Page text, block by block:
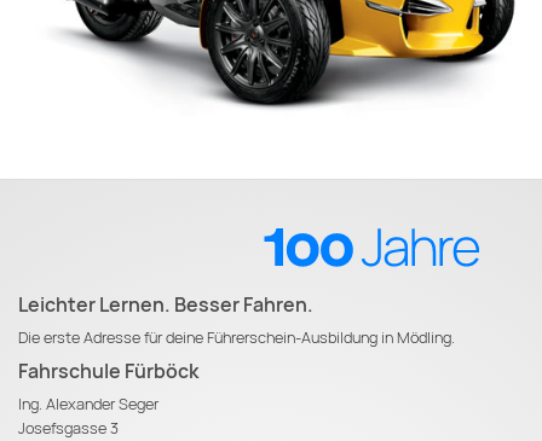
Leichter Lernen. Besser Fahren.
Die erste Adresse für deine Führerschein-Ausbildung in Mödling.
Fahrschule Fürböck
Ing. Alexander Seger
Josefsgasse 3